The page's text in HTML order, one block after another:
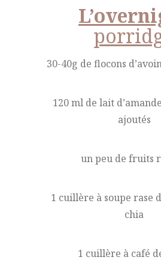
30-40g de flocons
120 ml de lait
ajoutés
un peu de fruits
1 cuillère à soupe rase
chia
1 cuillère à café